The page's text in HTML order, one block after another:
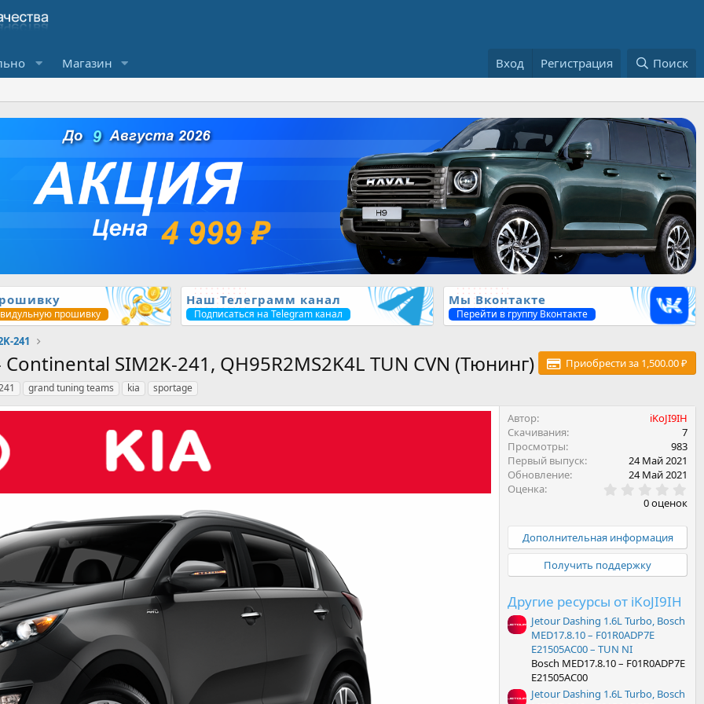
Магазин Вход Регистрация Поиск
прошивку
Наш Телеграмм канал
Подписаться на Telegram канал
Мы Вконтакте
Перейти в группу Вконтакте
241
SIM2K-241, QH95R2MS2K4L TUN CVN (Тюнинг)
Приобрести за 1,500.00 ₽
grand tuning teams kia sportage
Автор
iKoJI9IH
Скачивания
7
Просмотры
983
Первый выпуск
24 Май 2021
Обновление
24 Май 2021
Оценка
.
0
0
в
ё
з
0 оценок
Дополнительная информация
Получить поддержку
Другие ресурсы от iKoJI9IH
Jetour Dashing 1.6L Turbo, Bosch
MED17.8.10 – F01R0ADP7E
E21505AC00 – TUN NI
Bosch MED17.8.10 – F01R0ADP7E
E21505AC00
Jetour Dashing 1.6L Turbo, Bosch